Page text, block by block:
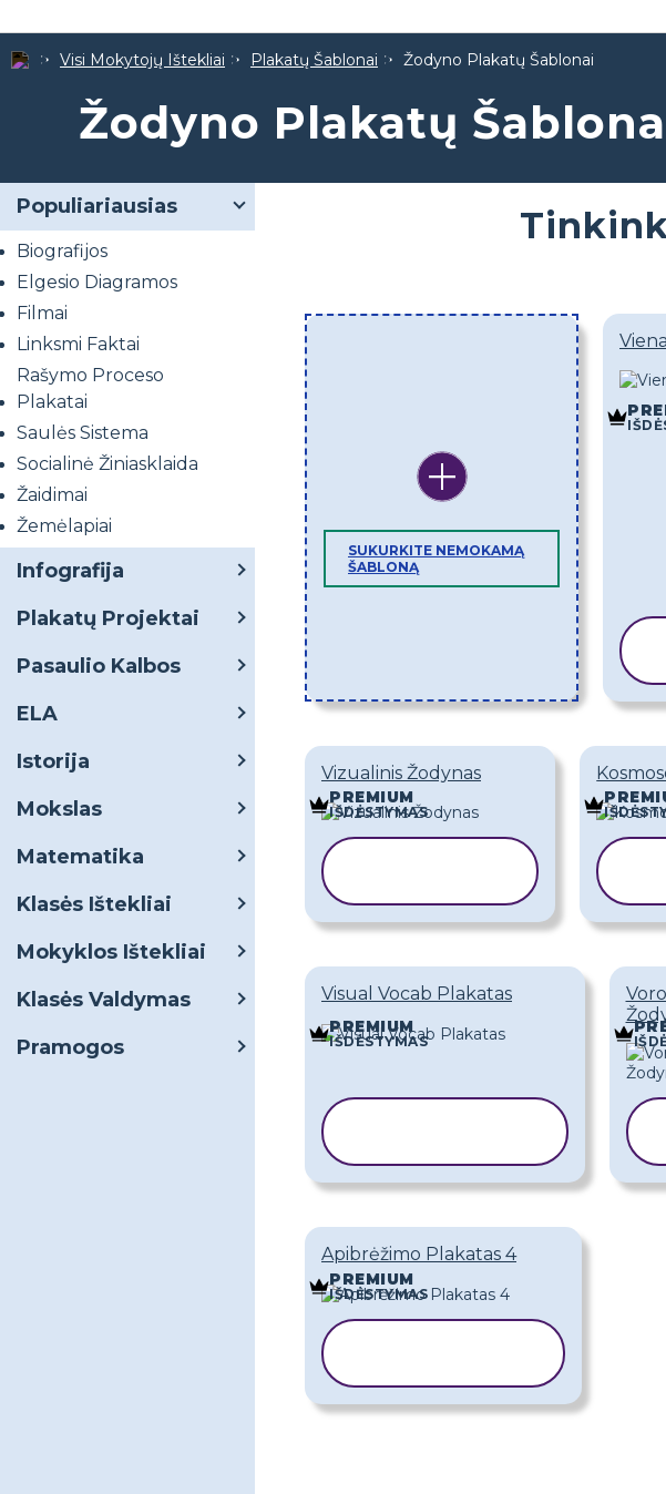
Visi Mokytojų Ištekliai Plakatų Šablonai Žodyno Plakatų Šablonai
Žodyno Plakatų
Populiariausias
Biografijos
Elgesio Diagramos
Filmai
Linksmi Faktai
Rašymo Proceso
Plakatai
Saulės Sistema
Socialinė Žiniasklaida
Žaidimai
Žemėlapiai
Infografija
Plakatų Projektai
Pasaulio Kalbos
ELA
Istorija
Mokslas
Matematika
Klasės Ištekliai
Mokyklos Ištekliai
Klasės Valdymas
Pramogos
SUKURKITE NEMOKAMĄ
ŠABLONĄ
Vizualinis Žodynas
PREMIUM
IŠDĖSTYMAS
Visual Vocab Plakatas
PREMIUM
IŠDĖSTYMAS
Apibrėžimo Plakatas 4
PREMIUM
IŠDĖSTYMAS